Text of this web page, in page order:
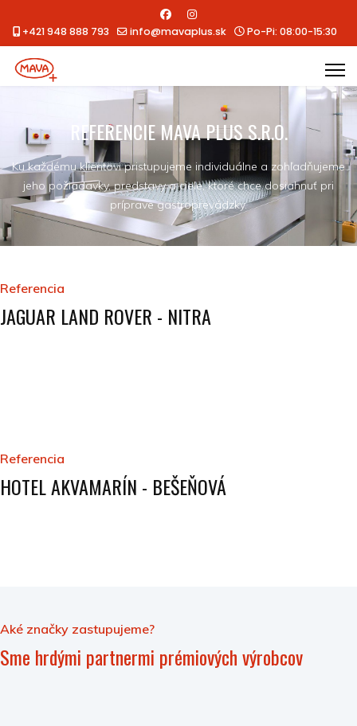
+421 948 888 793 info@mavaplus.sk Po-Pi: 08:00-15:30
REFERENCIE MAVA PLUS S.R.O.
Ku každému klientovi pristupujeme individuálne a zohľadňujeme
jeho požiadavky, predstavy a ciele, ktoré chce dosiahnuť pri
príprave gastroprevádzky.
Referencia
JAGUAR LAND ROVER - NITRA
Referencia
HOTEL AKVAMARÍN - BEŠEŇOVÁ
Aké značky zastupujeme?
Sme hrdými partnermi prémiových výrobcov